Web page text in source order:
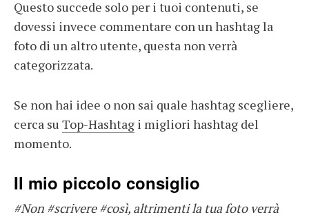
Questo succede solo per i tuoi contenuti, se
dovessi invece commentare con un hashtag la
foto di un altro utente, questa non verrà
categorizzata.
Se non hai idee o non sai quale hashtag scegliere,
cerca su Top-Hashtag i migliori hashtag del
momento.
Il mio piccolo consiglio
#Non #scrivere #così, altrimenti la tua foto verrà